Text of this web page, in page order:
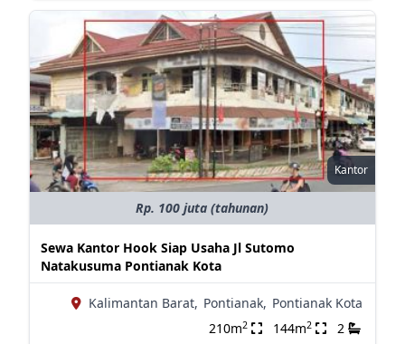
Kantor
Rp. 100 juta (tahunan)
Sewa Kantor Hook Siap Usaha Jl Sutomo
Natakusuma Pontianak Kota
Kalimantan Barat, Pontianak, Pontianak Kota
210m2 144m2 2